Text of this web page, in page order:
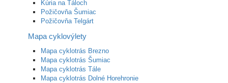
Kúria na Táloch
Požičovňa Šumiac
Požičovňa Telgárt
Mapa cyklovýlety
Mapa cyklotrás Brezno
Mapa cyklotrás Šumiac
Mapa cyklotrás Tále
Mapa cyklotrás Dolné Horehronie